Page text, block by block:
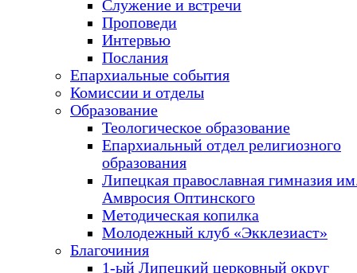
Служение и встречи
Проповеди
Интервью
Послания
Епархиальные события
Комиссии и отделы
Образование
Теологическое образование
Епархиальный отдел религиозного
образования
Липецкая православная гимназия
Амвросия Оптинского
Методическая копилка
Молодежный клуб «Экклезиаст»
Благочиния
1-ый Липецкий церковный округ